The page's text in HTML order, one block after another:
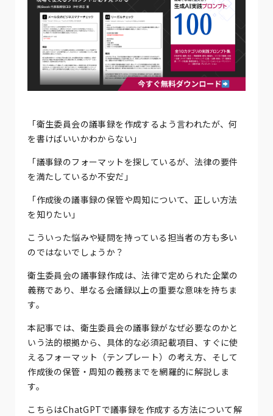
「衛生委員会の議事録を作成するよう言われたが、何
を書けばいいかわからない」
「議事録のフォーマットを探しているが、法律の要件
を満たしているか不安だ」
「作成後の議事録の保管や周知について、正しい方法
を知りたい」
こういった悩みや疑問を持っている担当者の方も多い
のではないでしょうか？
衛生委員会の議事録作成は、法律で定められた企業の
義務であり、単なる会議録以上の重要な意味を持ちま
す。
本記事では、衛生委員会の議事録がなぜ必要なのかと
いう法的根拠から、具体的な必須記載項目、すぐに使
えるフォーマット（テンプレート）の考え方、そして
作成後の保管・周知の義務までを網羅的に解説しま
す。
こちらはChatGPTで議事録を作成する方法について解